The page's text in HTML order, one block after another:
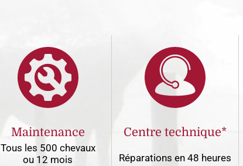
Maintenance
Tous les 500 chevaux
ou 12 mois
Centre technique*
Réparations en 48 heures